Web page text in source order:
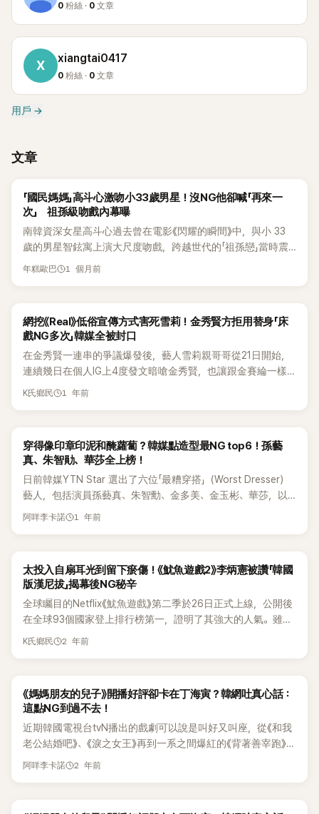
0 粉絲 · 0 文章
X xiangtai0417
0 粉絲 · 0 文章
用戶 →
文章
「國民媽媽」高斗心激吻小33歲男星！沒NG他卻喊「再來一
次」 祖孫級吻戲內幕曝
南韓資深女星高斗心過去曾在電影《閃耀的瞬間》中，與小 33
歲的男星智鉉寓上演大尺度吻戲，跨越世代的「祖孫戀」當時震
撼不少觀眾。如今她首度公開拍攝幕後秘辛，坦言面對巨大年
媽媽」之稱的高斗心受邀擔任嘉賓，罕見談起過去挑戰大尺度愛
情戲的幕後故事。節目中，李英子主動提到高斗心曾在電影《閃
耀的瞬間》中，與小 33 歲的智鉉寓上演吻戲，至今仍讓她印象
深刻。李英子直呼：「真的太震撼了，老師當時是怎麼接受的？
不會害怕這麼大的年齡差嗎？」 沒想到高斗心相當淡定，反問：
像說要再拍一次。」她推測，智鉉寓可能覺得第一次拍攝的畫面
有些不夠自然，「可能是覺得自己想呈現的東西沒有完全拍出
來，所以才說要重拍。」換句話說，這場相差 33 歲的吻戲，竟
是智鉉寓主動要求再來一次，也讓現場來賓聽得相當驚訝。 高
斗心也進一步解釋，電影並不是單純描述她與智鉉寓談戀愛，
高斗心的分享後，李英子也忍不住大讚她即使年過 70，仍勇於
挑戰突破尺度的浪漫愛情戲，「她是一個讓人抓不住的演員。當
你以為自己了解她時，又發現根本不了解；當你覺得不了解
時，又好像懂她。她不是一個可以被預測的演員，我們現在知
道的，似乎還不是她的全部。」 對此，高斗心笑著透露，知名講
身上挖掘出來，真的太可惜了。」甚至直言：「妳就這樣老去，實
在太可惜。」讓高斗心回想起來也忍不住露出笑容。 高斗心過
去在電影中挑戰跨越 33 歲年齡差的浪漫情感戲，當時就因大
膽設定引發話題，如今她親口揭開吻戲拍攝秘辛，更意外曝光
池賢宇曾主動要求重拍，也讓這段銀幕戀情再度成為焦點。
年糕歐巴 1 個月前
網挖《Real》低俗宣傳方式害死雪莉！金秀賢方拒用替身「床
戲NG多次」韓媒全被封口
在金秀賢一連串的爭議爆發後，藝人雪莉親哥哥從21日開始，
連續幾日在個人IG上4度發文暗嗆金秀賢，也讓跟金賽綸一樣
輕生的雪莉事件再次浮上檯面。雪莉於2019年過世，她曾在
來不必要的謾罵，當時引發極大話題。 就在昨（27）日，
YouTube 頻道「橫豎研究所」爆出金秀賢在巴黎拍攝性感的內衣
人體模特影片，影片中甚至談論到了人體模特的「乳X」，並傳給
當時還是高中生的金賽綸。雪莉親哥哥在當天三度發文，只留
下單字「sadist（性虐待狂）」以及一張黑底圖片，沒有任何補充
「妹妹離開6年，你把她當玩物也玩了6年。未來你將承受的痛
苦也會是6年。別那麼快就垮掉。」，引發一片嘩然。 今（28）
日下午就有韓國網友在線上論壇曝光了金秀賢與表哥製作的電
影《Real》的低俗宣傳方式。該網友發貼文表示「剛剛在權英燦
（韓國演藝人自殺防治協會（KCSA）所長，曾在17日的記者會
行，她後來說這讓她感到極度羞辱，甚至表示『再也不想演戲
了』。而那位男演員就是金秀賢，導演則是李露白」。 該網友又
挖出電影《REAL》拍攝期直到2016年6月底才結束，接著在11月
初就爆出雪莉進行無替身的上半身裸露拍攝。而她被送進急診
室的時間，是11月24日。 當時有謠言指出，她在嚴重醉酒的狀
以「單純受傷」帶過，甚至也跟雪莉媽媽說只是單純的受傷，會
K氏鄉民 1 年前
穿得像印章印泥和醃蘿蔔？韓媒點造型最NG top6！孫藝
真、朱智勛、華莎全上榜！
日前韓媒YTN Star 選出了六位「最糟穿搭」（Worst Dresser）
藝人，包括演員孫藝真、朱智勳、金多美、金玉彬、華莎，以
及琴世祿。並針對他們的服裝概念進行評論，直呼對其時尚品
論是褲裝還是裙裝都與鞋子毫無協調感」、「雖然可以感受到想
要展現優雅風格的意圖，但從配色、飾品到整體造型，都讓人
覺得顯老」、「讓人摸不著頭緒的風格減分不少。顏色搭配不協
調，加上那件彷彿是單獨出戲的下裝，讓人不禁皺眉」並直呼整
體造型與成熟優雅無關，反而顯得老氣。 接著則是近期因夯劇
造型，還能讓朱智勛看起來像個醫生，結果搭配這件大衣後，
整個畫面就變得毫無章法」、「彷彿吸血鬼伯爵登場。不知道是
妝容問題，還是配色問題，導致整張臉顯得暗沉無光」、「這一
身造型，看起來更像是某位學校家長的打扮，完全不適合朱智
勛」。 而演員金多美則是遭評論道「最直觀的問題是那條黃色裙
阿咩李卡諾 1 年前
太投入自扇耳光到留下瘀傷！《魷魚遊戲2》李炳憲被讚「韓國
版漢尼拔」揭幕後NG秘辛
全球矚目的Netflix《魷魚遊戲》第二季於26日正式上線，公開後
在全球93個國家登上排行榜第一，證明了其強大的人氣。雖然
一播出T.O.P.就被韓媒批「腳演技」甚至還有媒體表示「T.O.P.，
李炳憲（飾演黃仁昊／吳寧一#001）、李書煥（飾演朴正倍
#390）、朴成焄（飾演趙賢珠#120）以及盧載沅（飾演南奎
#124），對比李政宰意外沒上榜，李炳憲卻憑藉出色的演技實
力被海外觀眾稱讚為「韓國版漢尼拔」。李炳憲在《魷魚遊戲2》拍
攝期間的NG故事與實際遊戲體驗的幕後秘辛被公開，再次引起
K氏鄉民 2 年前
《媽媽朋友的兒子》開播好評卻卡在丁海寅？韓網吐真心話：
這點NG到過不去！
近期韓國電視台tvN播出的戲劇可以說是叫好又叫座，從《和我
老公結婚吧》、《淚之女王》再到一系之間爆紅的《背著善宰跑》，
都創下了超高話題性及收視率，贏過許多他台同時段播出的戲
阿咩李卡諾 2 年前